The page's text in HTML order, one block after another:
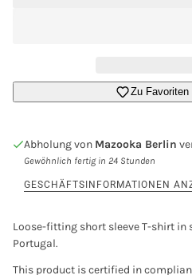
Zu Favoriten
Abholung von Mazooka Berlin
Gewöhnlich fertig in 24 Stunden
GESCHÄFTSINFORMATIONEN
Loose-fitting short sleeve T-shirt in
Portugal.
This product is certified in
Anmeldung
gespeicherten Artikel